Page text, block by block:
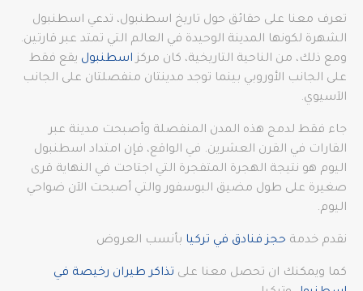
تعرف معنا على حقائق حول تاريخ اسطنبول، تدعي اسطنبول
الشهرة لكونها المدينة الوحيدة في العالم التي تمتد عبر قارتين.
ومع ذلك، من الناحية التاريخية، كان مركز اسطنبول يقع فقط
على الجانب الأوروبي بينما توجد مدينتان منفصلتان على الجانب
الآسيوي.
جاء فقط لدمج هذه المدن المنفصلة وأصبحت مدينة عبر
القارات في القرن العشرين. في الواقع، فإن امتداد اسطنبول
اليوم هو نتيجة الهجرة المتفجرة التي اجتاحت في النهاية قرى
صغيرة على طول مضيق البوسفور والتي أصبحت الآن ضواحي
اليوم.
نقدم خدمة حجز فنادق في تركيا بأنسب العروض
كما ويمكنك ان تحصل معنا على تذاكر طيران رخيصة في